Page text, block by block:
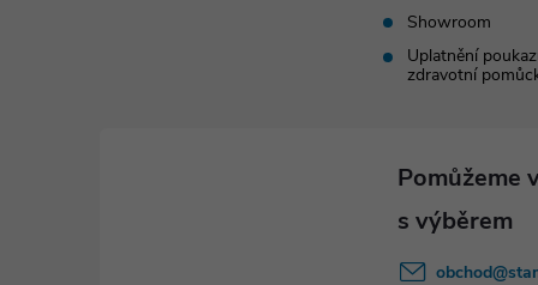
Showroom
Uplatnění
zdravotní
obchod@